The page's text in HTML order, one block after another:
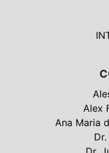
Alex
Ana Maria